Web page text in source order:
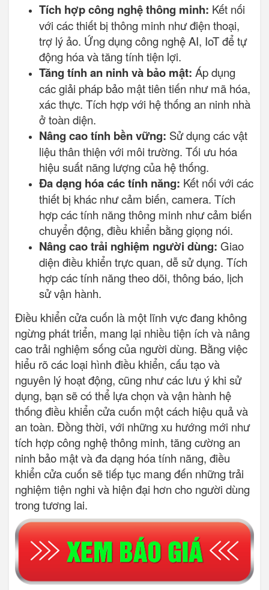
Tích hợp công nghệ thông minh: Kết nối
với các thiết bị thông minh như điện thoại,
trợ lý ảo. Ứng dụng công nghệ AI, IoT để tự
động hóa và tăng tính tiện lợi.
Tăng tính an ninh và bảo mật: Áp dụng
các giải pháp bảo mật tiên tiến như mã hóa,
xác thực. Tích hợp với hệ thống an ninh nhà
ở toàn diện.
Nâng cao tính bền vững: Sử dụng các vật
liệu thân thiện với môi trường. Tối ưu hóa
hiệu suất năng lượng của hệ thống.
Đa dạng hóa các tính năng: Kết nối với các
thiết bị khác như cảm biến, camera. Tích
hợp các tính năng thông minh như cảm biến
chuyển động, điều khiển bằng giọng nói.
Nâng cao trải nghiệm người dùng: Giao
diện điều khiển trực quan, dễ sử dụng. Tích
hợp các tính năng theo dõi, thông báo, lịch
sử vận hành.
Điều khiển cửa cuốn là một lĩnh vực đang không
ngừng phát triển, mang lại nhiều tiện ích và nâng
cao trải nghiệm sống của người dùng. Bằng việc
hiểu rõ các loại hình điều khiển, cấu tạo và
nguyên lý hoạt động, cũng như các lưu ý khi sử
dụng, bạn sẽ có thể lựa chọn và vận hành hệ
thống điều khiển cửa cuốn một cách hiệu quả và
an toàn. Đồng thời, với những xu hướng mới như
tích hợp công nghệ thông minh, tăng cường an
ninh bảo mật và đa dạng hóa tính năng, điều
khiển cửa cuốn sẽ tiếp tục mang đến những trải
nghiệm tiện nghi và hiện đại hơn cho người dùng
trong tương lai.